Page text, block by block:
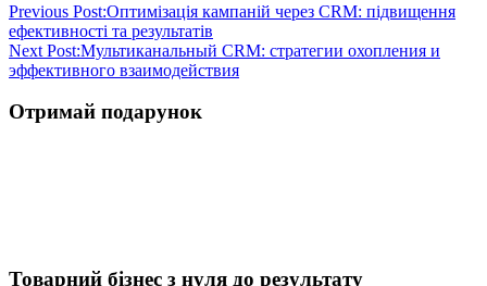
Previous Post:Оптимізація кампаній через CRM: підвищення
ефективності та результатів
Next Post:Мультиканальный CRM: стратегии охопления и
эффективного взаимодействия
Отримай подарунок
Товарний бізнес з нуля до результату